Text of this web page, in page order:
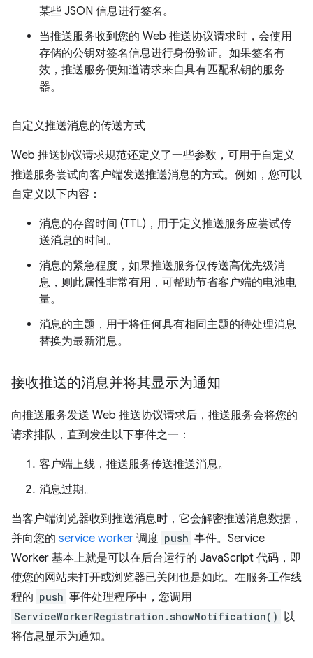
某些 JSON 信息进行签名。
当推送服务收到您的 Web 推送协议请求时，会使用
存储的公钥对签名信息进行身份验证。如果签名有
效，推送服务便知道请求来自具有匹配私钥的服务
器。
自定义推送消息的传送方式
Web 推送协议请求规范还定义了一些参数，可用于自定义
推送服务尝试向客户端发送推送消息的方式。例如，您可以
自定义以下内容：
消息的存留时间 (TTL)，用于定义推送服务应尝试传
送消息的时间。
消息的紧急程度，如果推送服务仅传送高优先级消
息，则此属性非常有用，可帮助节省客户端的电池电
量。
消息的主题，用于将任何具有相同主题的待处理消息
替换为最新消息。
接收推送的消息并将其显示为通知
向推送服务发送 Web 推送协议请求后，推送服务会将您的
请求排队，直到发生以下事件之一：
客户端上线，推送服务传送推送消息。
消息过期。
当客户端浏览器收到推送消息时，它会解密推送消息数据，
并向您的 service worker 调度 push 事件。Service
Worker 基本上就是可以在后台运行的 JavaScript 代码，即
使您的网站未打开或浏览器已关闭也是如此。在服务工作线
程的 push 事件处理程序中，您调用
ServiceWorkerRegistration.showNotification() 以
将信息显示为通知。